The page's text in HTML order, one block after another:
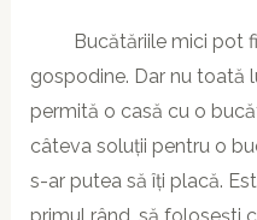
Bucătăriile mici pot fi
gospodine. Dar nu toată
permită o casă cu o
câteva soluții pentru o
s-ar putea să îți placă.